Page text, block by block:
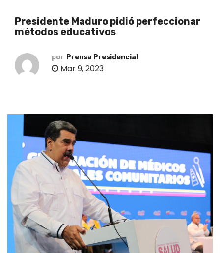
Presidente Maduro pidió perfeccionar
métodos educativos
por Prensa Presidencial
Mar 9, 2023